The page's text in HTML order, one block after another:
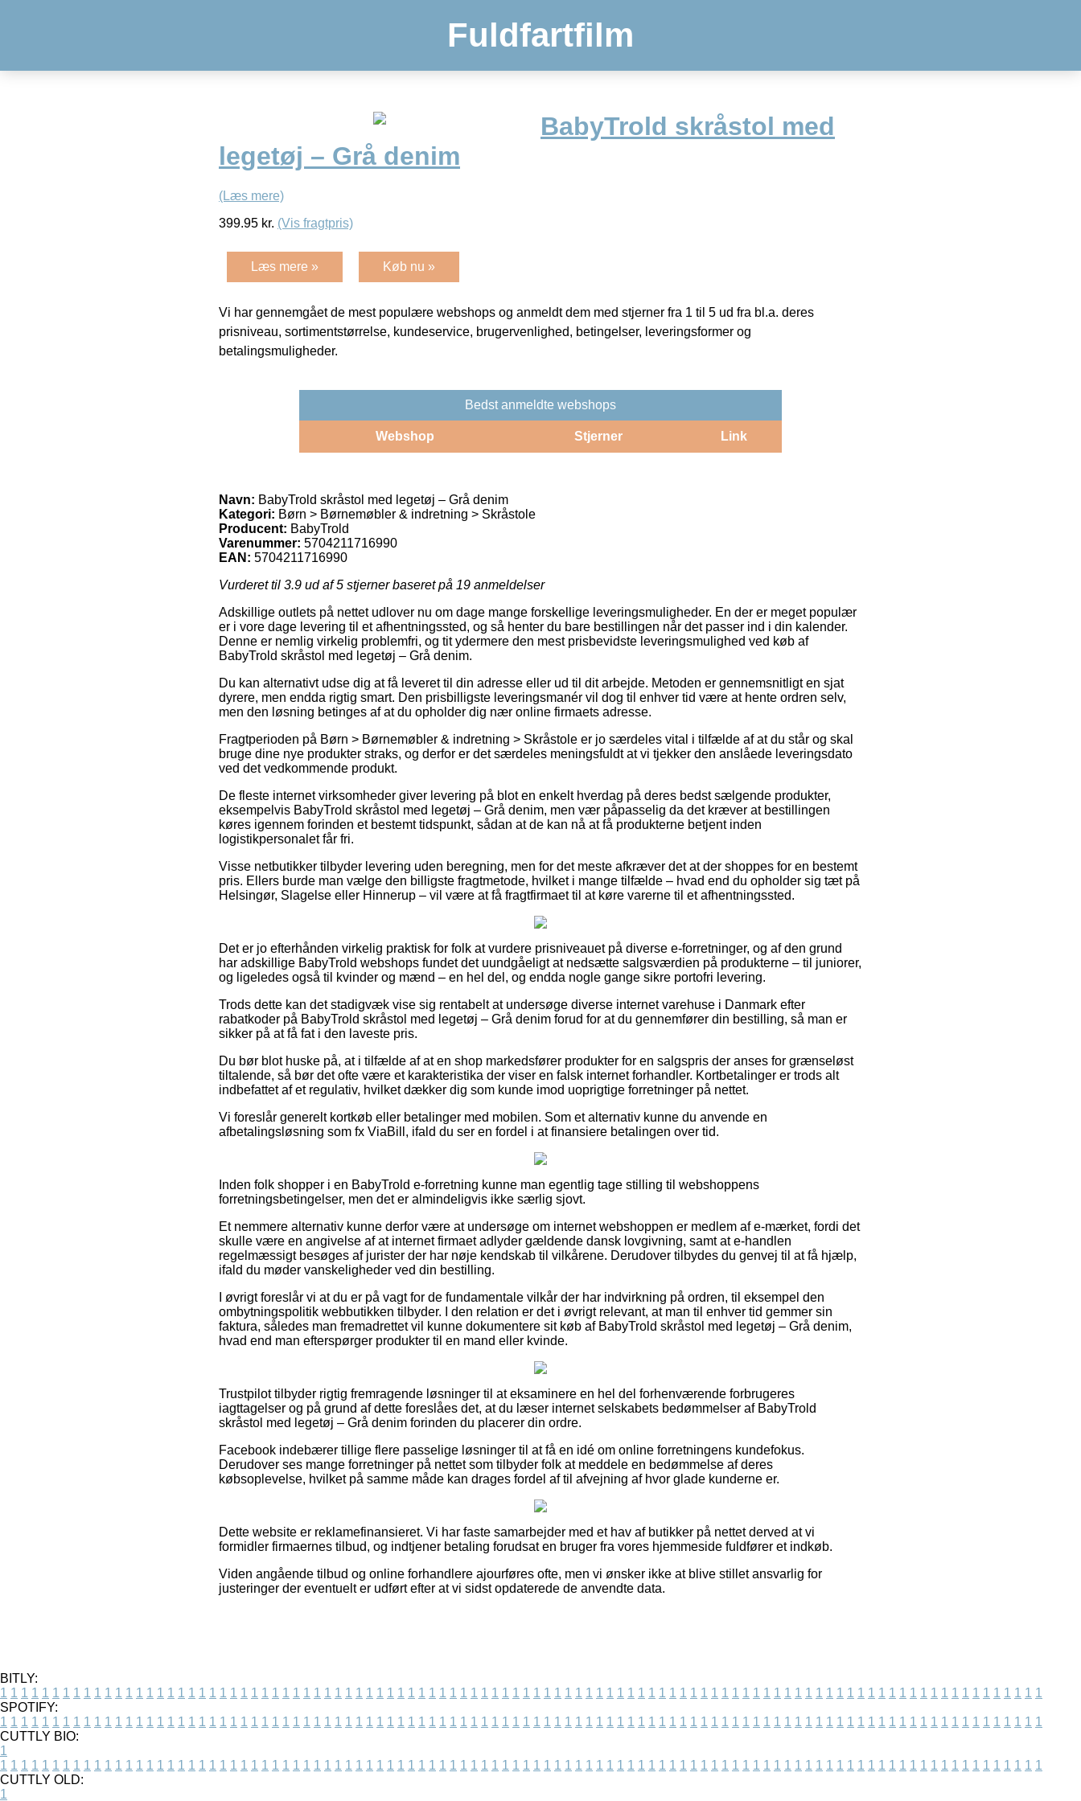
Fuldfartfilm
BabyTrold skråstol med
legetøj – Grå denim
(Læs mere)
399.95 kr. (Vis fragtpris)
Læs mere » Køb nu »
Vi har gennemgået de mest populære webshops og anmeldt dem med stjerner fra 1 til 5 ud fra bl.a. deres
prisniveau, sortimentstørrelse, kundeservice, brugervenlighed, betingelser, leveringsformer og
betalingsmuligheder.
Bedst anmeldte webshops
Webshop Stjerner Link
Navn: BabyTrold skråstol med legetøj – Grå denim
Kategori: Børn > Børnemøbler & indretning > Skråstole
Producent: BabyTrold
Varenummer: 5704211716990
EAN: 5704211716990
Vurderet til 3.9 ud af 5 stjerner baseret på 19 anmeldelser
Adskillige outlets på nettet udlover nu om dage mange forskellige leveringsmuligheder. En der er meget populær
er i vore dage levering til et afhentningssted, og så henter du bare bestillingen når det passer ind i din kalender.
Denne er nemlig virkelig problemfri, og tit ydermere den mest prisbevidste leveringsmulighed ved køb af
BabyTrold skråstol med legetøj – Grå denim.
Du kan alternativt udse dig at få leveret til din adresse eller ud til dit arbejde. Metoden er gennemsnitligt en sjat
dyrere, men endda rigtig smart. Den prisbilligste leveringsmanér vil dog til enhver tid være at hente ordren selv,
men den løsning betinges af at du opholder dig nær online firmaets adresse.
Fragtperioden på Børn > Børnemøbler & indretning > Skråstole er jo særdeles vital i tilfælde af at du står og skal
bruge dine nye produkter straks, og derfor er det særdeles meningsfuldt at vi tjekker den anslåede leveringsdato
ved det vedkommende produkt.
De fleste internet virksomheder giver levering på blot en enkelt hverdag på deres bedst sælgende produkter,
eksempelvis BabyTrold skråstol med legetøj – Grå denim, men vær påpasselig da det kræver at bestillingen
køres igennem forinden et bestemt tidspunkt, sådan at de kan nå at få produkterne betjent inden
logistikpersonalet får fri.
Visse netbutikker tilbyder levering uden beregning, men for det meste afkræver det at der shoppes for en bestemt
pris. Ellers burde man vælge den billigste fragtmetode, hvilket i mange tilfælde – hvad end du opholder sig tæt på
Helsingør, Slagelse eller Hinnerup – vil være at få fragtfirmaet til at køre varerne til et afhentningssted.
Det er jo efterhånden virkelig praktisk for folk at vurdere prisniveauet på diverse e-forretninger, og af den grund
har adskillige BabyTrold webshops fundet det uundgåeligt at nedsætte salgsværdien på produkterne – til juniorer,
og ligeledes også til kvinder og mænd – en hel del, og endda nogle gange sikre portofri levering.
Trods dette kan det stadigvæk vise sig rentabelt at undersøge diverse internet varehuse i Danmark efter
rabatkoder på BabyTrold skråstol med legetøj – Grå denim forud for at du gennemfører din bestilling, så man er
sikker på at få fat i den laveste pris.
Du bør blot huske på, at i tilfælde af at en shop markedsfører produkter for en salgspris der anses for grænseløst
tiltalende, så bør det ofte være et karakteristika der viser en falsk internet forhandler. Kortbetalinger er trods alt
indbefattet af et regulativ, hvilket dækker dig som kunde imod uoprigtige forretninger på nettet.
Vi foreslår generelt kortkøb eller betalinger med mobilen. Som et alternativ kunne du anvende en
afbetalingsløsning som fx ViaBill, ifald du ser en fordel i at finansiere betalingen over tid.
Inden folk shopper i en BabyTrold e-forretning kunne man egentlig tage stilling til webshoppens
forretningsbetingelser, men det er almindeligvis ikke særlig sjovt.
Et nemmere alternativ kunne derfor være at undersøge om internet webshoppen er medlem af e-mærket, fordi det
skulle være en angivelse af at internet firmaet adlyder gældende dansk lovgivning, samt at e-handlen
regelmæssigt besøges af jurister der har nøje kendskab til vilkårene. Derudover tilbydes du genvej til at få hjælp,
ifald du møder vanskeligheder ved din bestilling.
I øvrigt foreslår vi at du er på vagt for de fundamentale vilkår der har indvirkning på ordren, til eksempel den
ombytningspolitik webbutikken tilbyder. I den relation er det i øvrigt relevant, at man til enhver tid gemmer sin
faktura, således man fremadrettet vil kunne dokumentere sit køb af BabyTrold skråstol med legetøj – Grå denim,
hvad end man efterspørger produkter til en mand eller kvinde.
Trustpilot tilbyder rigtig fremragende løsninger til at eksaminere en hel del forhenværende forbrugeres
iagttagelser og på grund af dette foreslåes det, at du læser internet selskabets bedømmelser af BabyTrold
skråstol med legetøj – Grå denim forinden du placerer din ordre.
Facebook indebærer tillige flere passelige løsninger til at få en idé om online forretningens kundefokus.
Derudover ses mange forretninger på nettet som tilbyder folk at meddele en bedømmelse af deres
købsoplevelse, hvilket på samme måde kan drages fordel af til afvejning af hvor glade kunderne er.
Dette website er reklamefinansieret. Vi har faste samarbejder med et hav af butikker på nettet derved at vi
formidler firmaernes tilbud, og indtjener betaling forudsat en bruger fra vores hjemmeside fuldfører et indkøb.
Viden angående tilbud og online forhandlere ajourføres ofte, men vi ønsker ikke at blive stillet ansvarlig for
justeringer der eventuelt er udført efter at vi sidst opdaterede de anvendte data.
BITLY:
1 1 1 1 1 1 1 1 1 1 1 1 1 1 1 1 1 1 1 1 1 1 1 1 1 1 1 1 1 1 1 1 1 1 1 1 1 1 1 1 1 1 1 1 1 1 1 1 1 1 1 1 1 1 1 1 1 1 1 1 1 1 1 1 1 1 1 1 1 1 1 1 1 1 1 1 1 1 1 1 1 1 1 1 1 1 1 1 1 1 1 1 1 1 1 1 1 1 1 1
SPOTIFY:
1 1 1 1 1 1 1 1 1 1 1 1 1 1 1 1 1 1 1 1 1 1 1 1 1 1 1 1 1 1 1 1 1 1 1 1 1 1 1 1 1 1 1 1 1 1 1 1 1 1 1 1 1 1 1 1 1 1 1 1 1 1 1 1 1 1 1 1 1 1 1 1 1 1 1 1 1 1 1 1 1 1 1 1 1 1 1 1 1 1 1 1 1 1 1 1 1 1 1 1
CUTTLY BIO:
1
1 1 1 1 1 1 1 1 1 1 1 1 1 1 1 1 1 1 1 1 1 1 1 1 1 1 1 1 1 1 1 1 1 1 1 1 1 1 1 1 1 1 1 1 1 1 1 1 1 1 1 1 1 1 1 1 1 1 1 1 1 1 1 1 1 1 1 1 1 1 1 1 1 1 1 1 1 1 1 1 1 1 1 1 1 1 1 1 1 1 1 1 1 1 1 1 1 1 1 1
CUTTLY OLD:
1